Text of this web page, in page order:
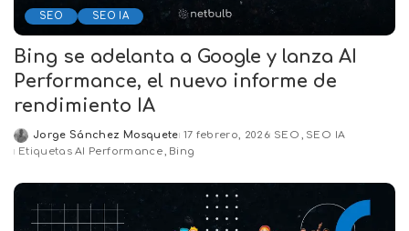
SEO SEO IA
Bing se adelanta a Google y lanza AI
Performance, el nuevo informe de
rendimiento IA
Posted
by
Jorge Sánchez Mosquete 17 febrero, 2026 SEO
SEO IA
Etiquetas AI Performance Bing